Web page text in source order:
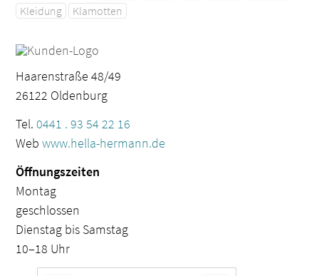
Kleidung
Klamotten
Haarenstraße 48/49
26122 Oldenburg
Tel.0441 . 93 54 22 16
Webwww.hella-hermann.de
Öffnungszeiten
Montag
geschlossen
Dienstag bis Samstag
10–18 Uhr